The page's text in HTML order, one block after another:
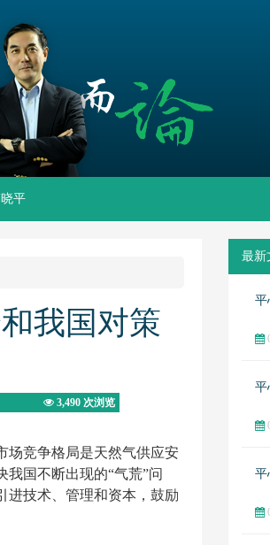
平
我国对策
3,490 次浏览
场竞争格局是天然气供应安
国不断出现的“气荒”问
进技术、管理和资本，鼓励
最新
平
平
平